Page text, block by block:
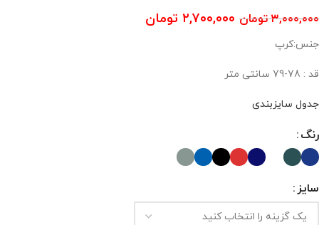
۳,۰۰۰,۰۰۰ تومان ۲,۷۰۰,۰۰۰ تومان
جنس:کرپ
قد : 78-79 سانتی متر
جدول سایزبندی
رنگ
سایز